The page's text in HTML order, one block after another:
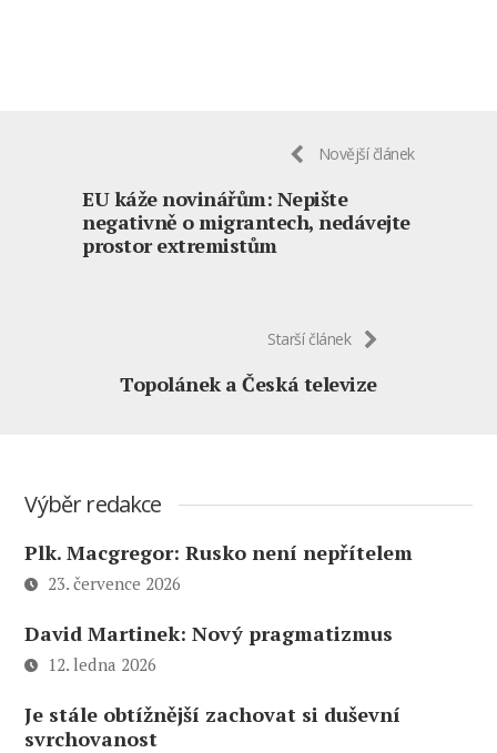
Novější článek
EU káže novinářům: Nepište
negativně o migrantech, nedávejte
prostor extremistům
Starší článek
Topolánek a Česká televize
Výběr redakce
Plk. Macgregor: Rusko není nepřítelem
23. července 2026
David Martinek: Nový pragmatizmus
12. ledna 2026
Je stále obtížnější zachovat si duševní
svrchovanost